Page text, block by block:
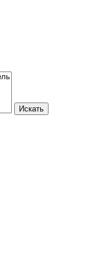
Искать